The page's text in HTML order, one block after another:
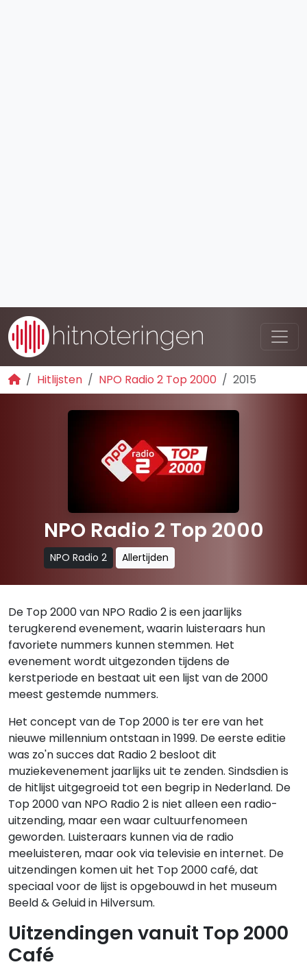
Hitlijsten NPO Radio 2 Top 2000 2015
NPO Radio 2 Top 2000
NPO Radio 2 Allertijden
De Top 2000 van NPO Radio 2 is een jaarlijks
terugkerend evenement, waarin luisteraars hun
favoriete nummers kunnen stemmen. Het
evenement wordt uitgezonden tijdens de
kerstperiode en bestaat uit een lijst van de 2000
meest gestemde nummers.
Het concept van de Top 2000 is ter ere van het
nieuwe millennium ontstaan in 1999. De eerste editie
was zo'n succes dat Radio 2 besloot dit
muziekevenement jaarlijks uit te zenden. Sindsdien is
de hitlijst uitgegroeid tot een begrip in Nederland. De
Top 2000 van NPO Radio 2 is niet alleen een radio-
uitzending, maar een waar cultuurfenomeen
geworden. Luisteraars kunnen via de radio
meeluisteren, maar ook via televisie en internet. De
uitzendingen komen uit het Top 2000 café, dat
speciaal voor de lijst is opgebouwd in het museum
Beeld & Geluid in Hilversum.
Uitzendingen vanuit Top 2000
Café